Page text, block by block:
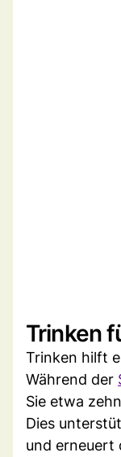
Trinken
Trinken hilft
Während der
Sie etwa
Dies
und erneuert